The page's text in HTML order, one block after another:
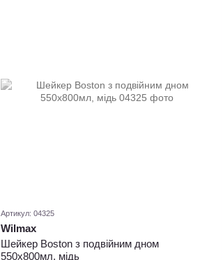
Артикул: 04325
Wilmax
Шейкер Boston з подвійним дном
550х800мл, мідь